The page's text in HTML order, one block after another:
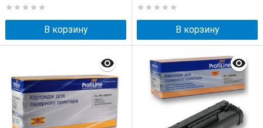
В корзину В корзину